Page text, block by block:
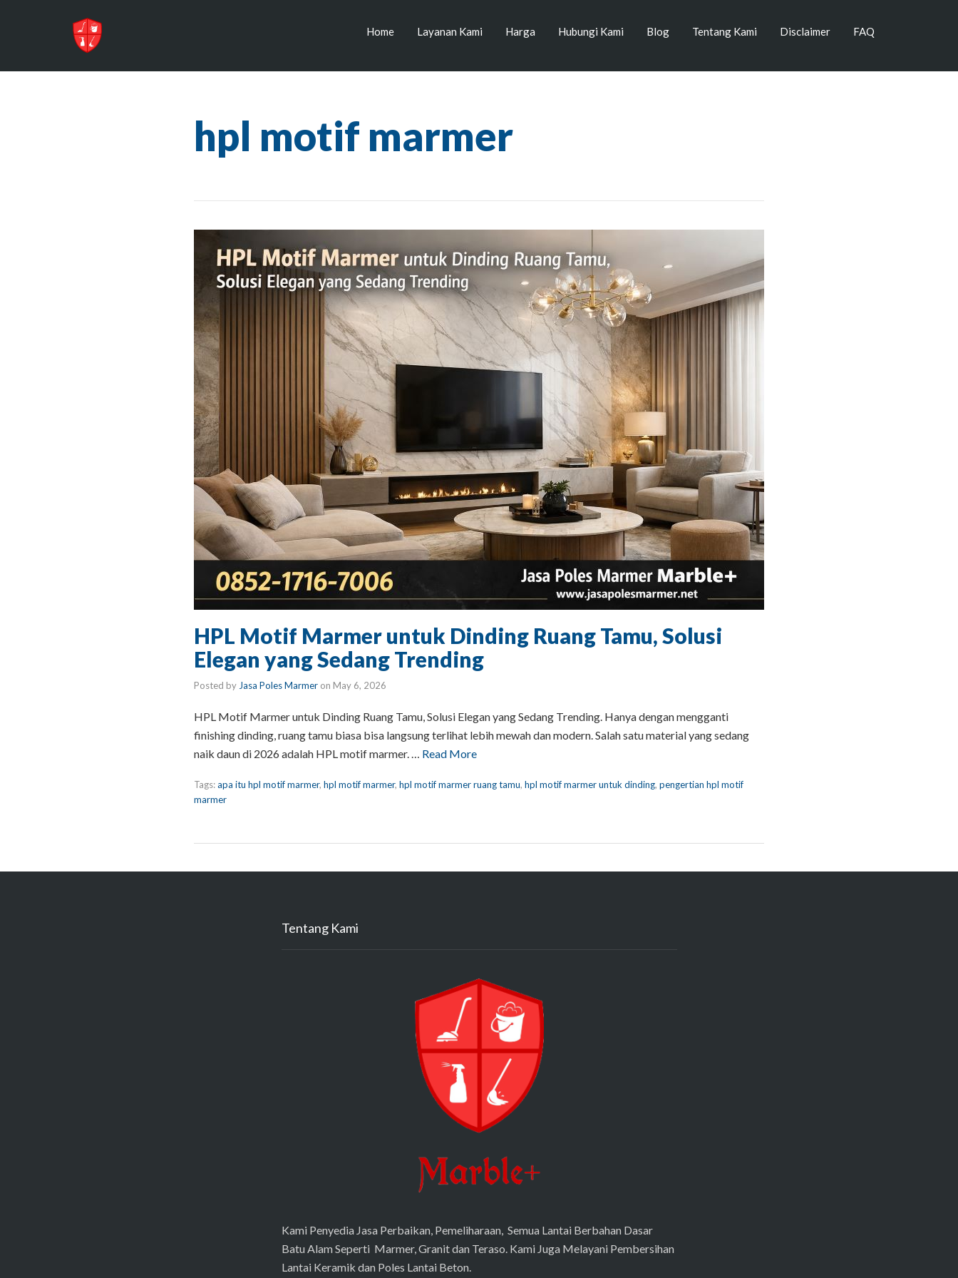
Home Layanan Kami Harga Hubungi Kami Blog Tentang Kami Disclaimer FAQ
hpl motif marmer
HPL Motif Marmer untuk Dinding Ruang Tamu, Solusi
Elegan yang Sedang Trending
Posted by Jasa Poles Marmer on May 6, 2026
HPL Motif Marmer untuk Dinding Ruang Tamu, Solusi Elegan yang Sedang Trending. Hanya dengan mengganti
finishing dinding, ruang tamu biasa bisa langsung terlihat lebih mewah dan modern. Salah satu material yang sedang
naik daun di 2026 adalah HPL motif marmer. … Read More
Tags:apa itu hpl motif marmer, hpl motif marmer, hpl motif marmer ruang tamu, hpl motif marmer untuk dinding, pengertian hpl motif
marmer
Tentang Kami
Kami Penyedia Jasa Perbaikan, Pemeliharaan, Semua Lantai Berbahan Dasar
Batu Alam Seperti Marmer, Granit dan Teraso. Kami Juga Melayani Pembersihan
Lantai Keramik dan Poles Lantai Beton.